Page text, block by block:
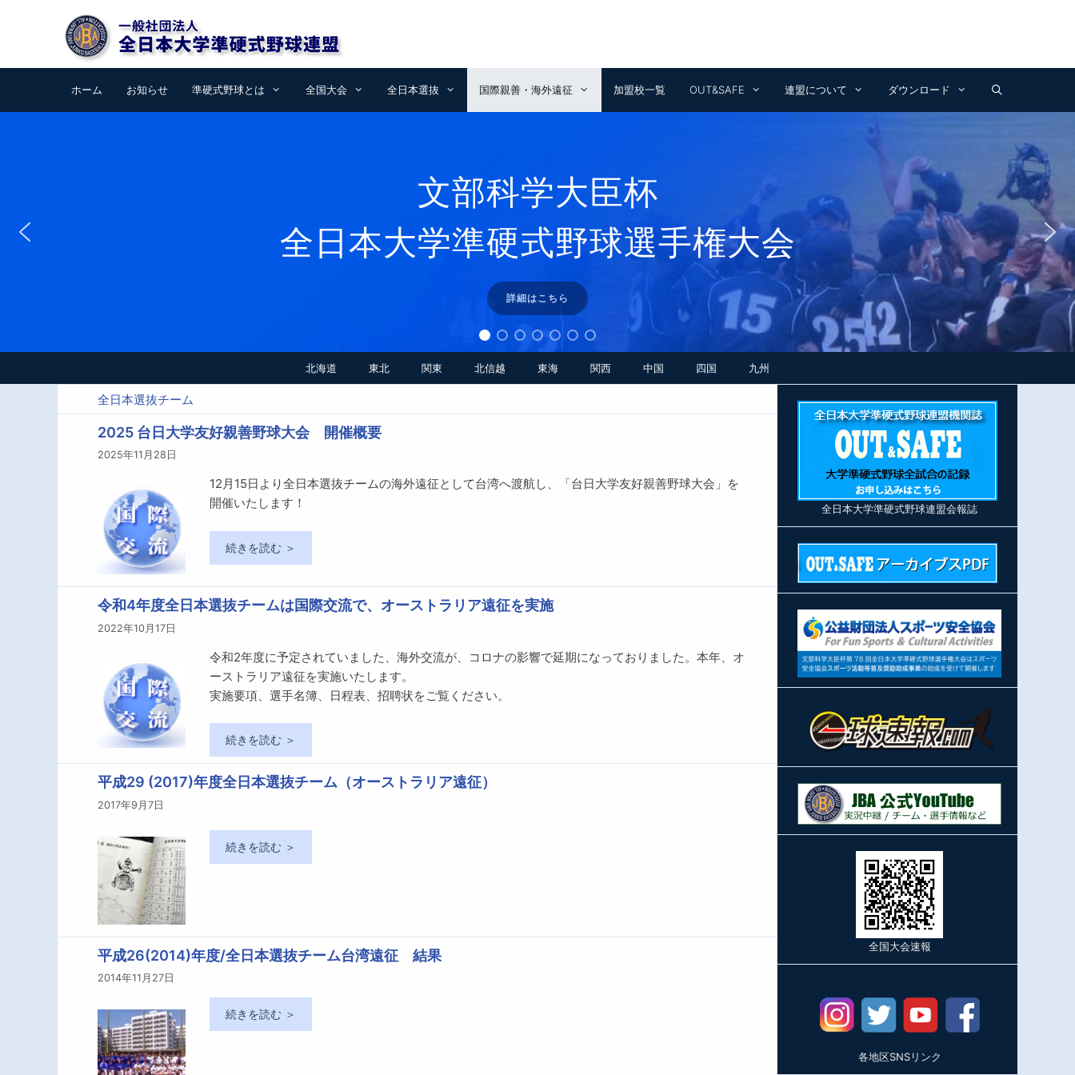
ン
ホーム お知らせ 準硬式野球とは 全国大会 全日本選抜 国際親善・海外遠征 加盟校一覧 OUT&SAFE 連盟について ダウンロード
清瀬杯
全日本大学選抜準硬式野球大会
詳細はこちら
北海道 東北 関東 北信越 東海 関西 中国 四国 九州
全日本選抜チーム
2025 台日大学友好親善野球大会 開催概要
2025年11月28日
12月15日より全日本選抜チームの海外遠征として台湾へ渡航し、「台日大学友好親善野球大会」を
開催いたします！
続きを読む ＞
令和4年度全日本選抜チームは国際交流で、オーストラリア遠征を実施
2022年10月17日
令和2年度に予定されていました、海外交流が、コロナの影響で延期になっておりました。本年、オ
ーストラリア遠征を実施いたします。
実施要項、選手名簿、日程表、招聘状をご覧ください。
続きを読む ＞
平成29 (2017)年度全日本選抜チーム（オーストラリア遠征）
2017年9月7日
続きを読む ＞
平成26(2014)年度/全日本選抜チーム台湾遠征 結果
2014年11月27日
続きを読む ＞
全日本大学準硬式野球連盟会報誌
全国大会速報
各地区SNSリンク